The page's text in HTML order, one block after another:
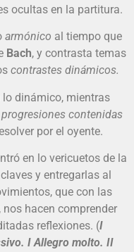
ocultas en la partitura.
armónico al tiempo que
Bach, y contrasta temas
contrastes dinámicos.
dinámico, mientras
progresiones contenidas
por el oyente.
en lo vericuetos de la
y entregarlas al
que con las
hacen comprender
reflexiones. (I
I Allegro molto. II